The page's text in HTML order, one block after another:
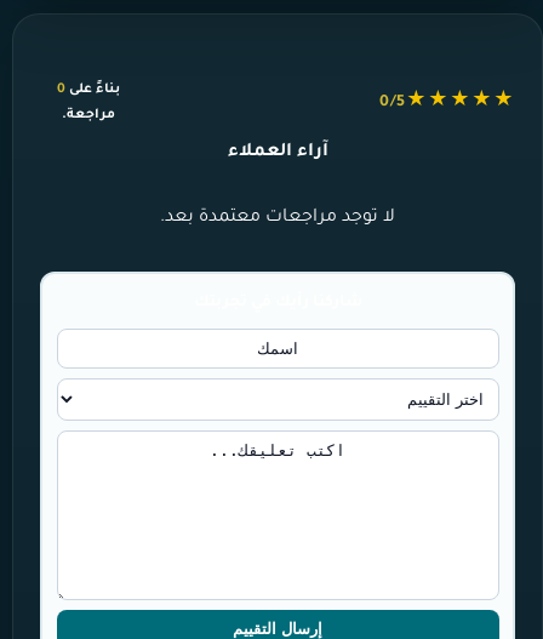
★★★★★
0/5
بناءً على 0
مراجعة.
آراء العملاء
لا توجد مراجعات معتمدة بعد.
إرسال التقييم